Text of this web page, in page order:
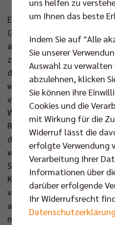
Erfolge in Lüneburg (3:0)
Giesen (3:1): Die WWK
acht Bundesligasiegen in
zurückliegenden Wochen
das Team von Trainer
wieder besser aufgestellt
vom Ammersee in der
Weihnachtspause kamen
Rang vier an und dürfen, bei
die unmittelbare
weiter nach oben richten.
Stunde“ haben sich
Kollegen in der Volleyball
verdient. Neben
anderem Außen-Annahme-
mitverantwortlich für den
um Ihnen das beste
Indem Sie auf "Alle
Sie unserer
Auswahl zu
abzulehnen, klicken
Sie können ihre
Cookies und die
mit Wirkung für die
Widerruf lässt die
erfolgte Verwendung
Verarbeitung Ihrer
Informationen über
darüber erfolgende
Ihr Widerrufsrecht
Datenschutzerklärung